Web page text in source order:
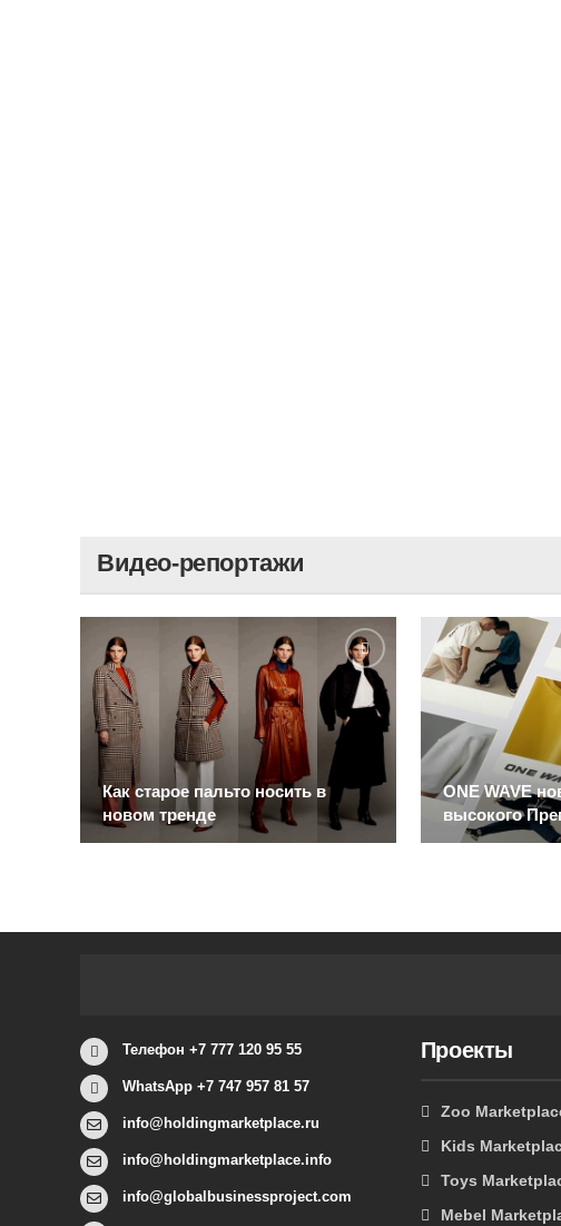
Видео-репортажи
Как старое пальто носить в
новом тренде
ONE WAVE
высокого
Телефон +7 777 120 95 55
WhatsApp +7 747 957 81 57
info@holdingmarketplace.ru
info@holdingmarketplace.info
info@globalbusinessproject.com
Проекты
Zoo
Kids
Toys
Mebel